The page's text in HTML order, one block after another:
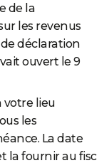
de la
les revenus
de déclaration
ouvert le 9
votre lieu
les
La date
la fournir au fisc